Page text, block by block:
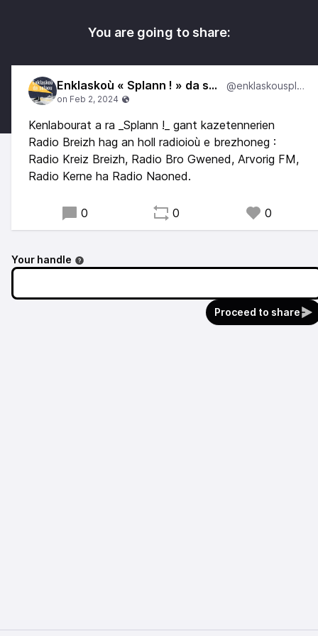
You are going to share:
Enklaskoù « Splann ! » da selaou @enklaskousplann
Kenlabourat a ra _Splann !_ gant kazetennerien
Radio Breizh hag an holl radioioù e brezhoneg :
Radio Kreiz Breizh, Radio Bro Gwened, Arvorig FM,
Radio Kerne ha Radio Naoned.
0 0 0
Your handle
Proceed to share